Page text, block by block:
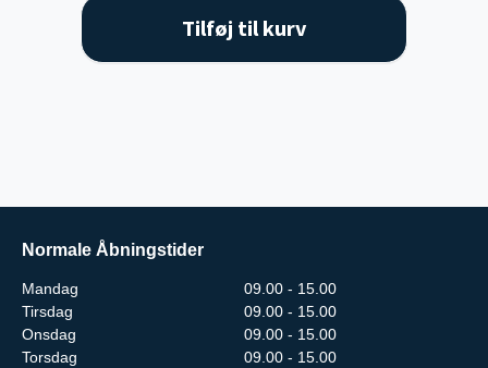
Tilføj til kurv
Normale Åbningstider
Mandag
09.00 - 15.00
Tirsdag
09.00 - 15.00
Onsdag
09.00 - 15.00
Torsdag
09.00 - 15.00